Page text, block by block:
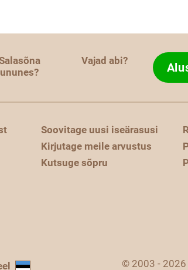
ununes?
Vajad abi?
Soovitage uusi iseärasusi
Kirjutage meile arvustus
Kutsuge sõpru
© 2003 - 2026